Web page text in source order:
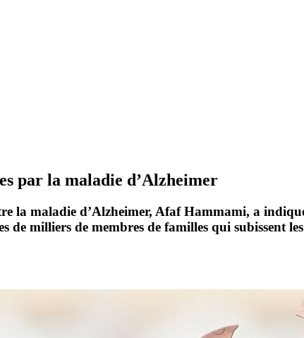
par la maladie d’Alzheimer
la maladie d’Alzheimer, Afaf Hammami, a
milliers de membres de familles qui subissent